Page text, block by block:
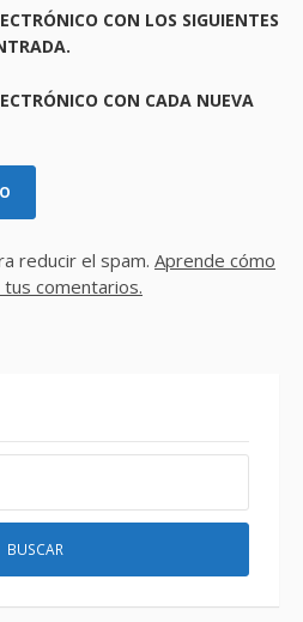
CON LOS SIGUIENTES
CON CADA NUEVA
reducir el spam. Aprende cómo
comentarios.